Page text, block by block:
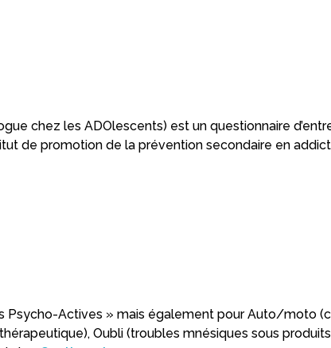
chez les ADOlescents) est un questionnaire
de promotion de la prévention secondaire en
Psycho-Actives » mais également pour Auto/moto
Oubli (troubles mnésiques sous